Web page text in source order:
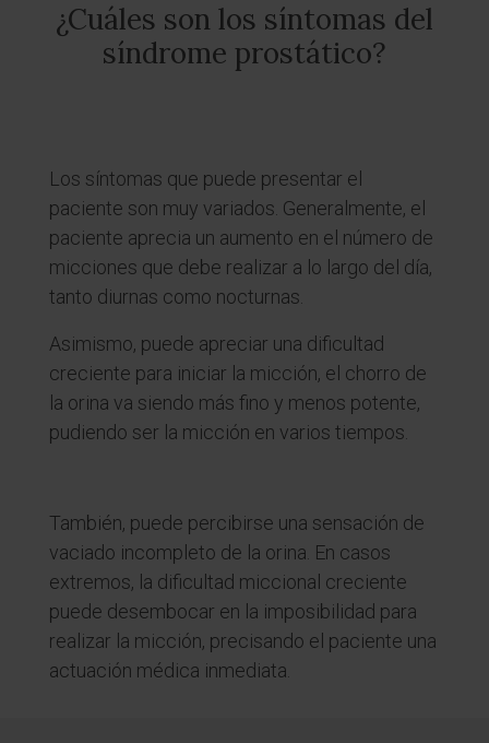
¿Cuáles son los síntomas del
síndrome prostático?
Los síntomas que puede presentar el
paciente son muy variados. Generalmente, el
paciente aprecia un aumento en el número de
micciones que debe realizar a lo largo del día,
tanto diurnas como nocturnas.
Asimismo, puede apreciar una dificultad
creciente para iniciar la micción, el chorro de
la orina va siendo más fino y menos potente,
pudiendo ser la micción en varios tiempos.
También, puede percibirse una sensación de
vaciado incompleto de la orina. En casos
extremos, la dificultad miccional creciente
puede desembocar en la imposibilidad para
realizar la micción, precisando el paciente una
actuación médica inmediata.